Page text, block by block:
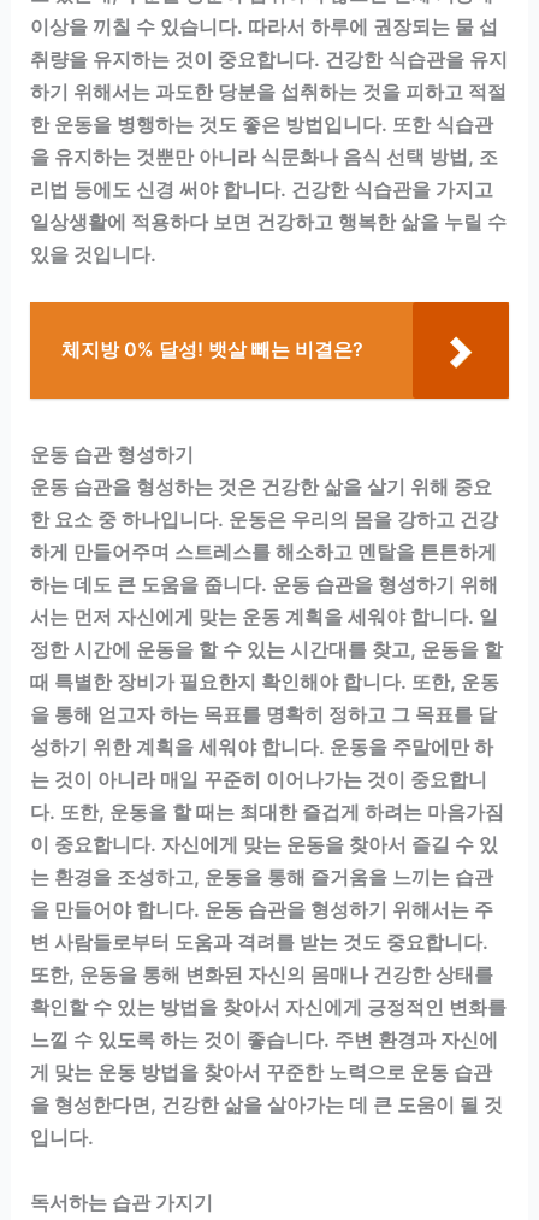
이상을 끼칠 수 있습니다. 따라서 하루에 권장되는 물 섭
취량을 유지하는 것이 중요합니다. 건강한 식습관을 유지
하기 위해서는 과도한 당분을 섭취하는 것을 피하고 적절
한 운동을 병행하는 것도 좋은 방법입니다. 또한 식습관
을 유지하는 것뿐만 아니라 식문화나 음식 선택 방법, 조
리법 등에도 신경 써야 합니다. 건강한 식습관을 가지고
일상생활에 적용하다 보면 건강하고 행복한 삶을 누릴 수
있을 것입니다.
체지방 0% 달성! 뱃살 빼는 비결은?
운동 습관 형성하기
운동 습관을 형성하는 것은 건강한 삶을 살기 위해 중요
한 요소 중 하나입니다. 운동은 우리의 몸을 강하고 건강
하게 만들어주며 스트레스를 해소하고 멘탈을 튼튼하게
하는 데도 큰 도움을 줍니다. 운동 습관을 형성하기 위해
서는 먼저 자신에게 맞는 운동 계획을 세워야 합니다. 일
정한 시간에 운동을 할 수 있는 시간대를 찾고, 운동을 할
때 특별한 장비가 필요한지 확인해야 합니다. 또한, 운동
을 통해 얻고자 하는 목표를 명확히 정하고 그 목표를 달
성하기 위한 계획을 세워야 합니다. 운동을 주말에만 하
는 것이 아니라 매일 꾸준히 이어나가는 것이 중요합니
다. 또한, 운동을 할 때는 최대한 즐겁게 하려는 마음가짐
이 중요합니다. 자신에게 맞는 운동을 찾아서 즐길 수 있
는 환경을 조성하고, 운동을 통해 즐거움을 느끼는 습관
을 만들어야 합니다. 운동 습관을 형성하기 위해서는 주
변 사람들로부터 도움과 격려를 받는 것도 중요합니다.
또한, 운동을 통해 변화된 자신의 몸매나 건강한 상태를
확인할 수 있는 방법을 찾아서 자신에게 긍정적인 변화를
느낄 수 있도록 하는 것이 좋습니다. 주변 환경과 자신에
게 맞는 운동 방법을 찾아서 꾸준한 노력으로 운동 습관
을 형성한다면, 건강한 삶을 살아가는 데 큰 도움이 될 것
입니다.
독서하는 습관 가지기